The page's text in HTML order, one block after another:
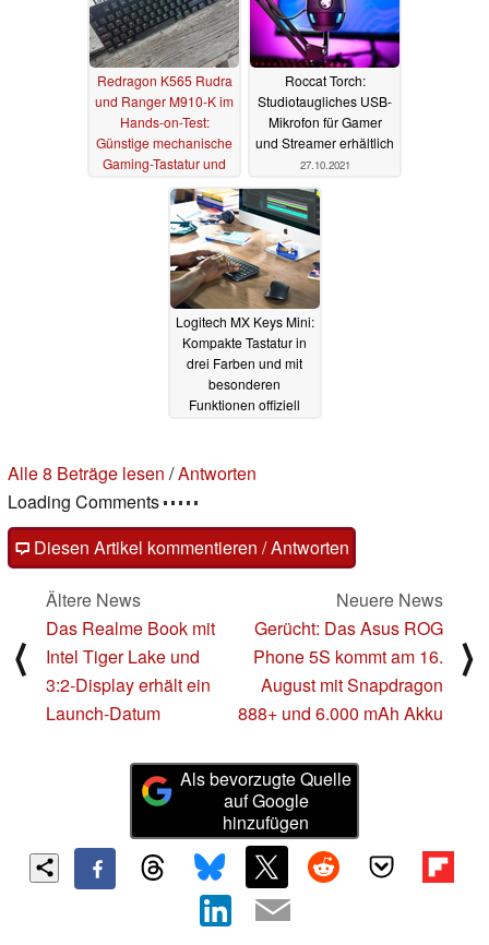
Redragon K565 Rudra
und Ranger M910-K im
Hands-on-Test:
Günstige mechanische
Gaming-Tastatur und
31.12.2022
Roccat Torch:
Studiotaugliches USB-
Mikrofon für Gamer
und Streamer erhältlich
27.10.2021
Logitech MX Keys Mini:
Kompakte Tastatur in
drei Farben und mit
besonderen
Funktionen offiziell
Alle 8 Beträge lesen /Antworten
Loading Comments
Diesen Artikel kommentieren / Antworten
⟨
Ältere News
Das Realme Book mit
Intel Tiger Lake und
3:2-Display erhält ein
Launch-Datum
Neuere News
Gerücht: Das Asus ROG
Phone 5S kommt am 16.
August mit Snapdragon
888+ und 6.000 mAh Akku
⟩
Als bevorzugte Quelle
auf Google
hinzufügen